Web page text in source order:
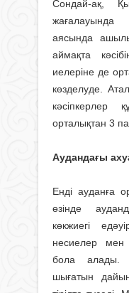
Сондай-ақ,
жағалауында
аясында
аймақта
иелеріне де
көзделуде.
кәсіпкерлер
орталықтан 3
Аудандағы
Енді ауданға
өзінде
көкжиегі
несиелер мен
бола алады.
шығатын